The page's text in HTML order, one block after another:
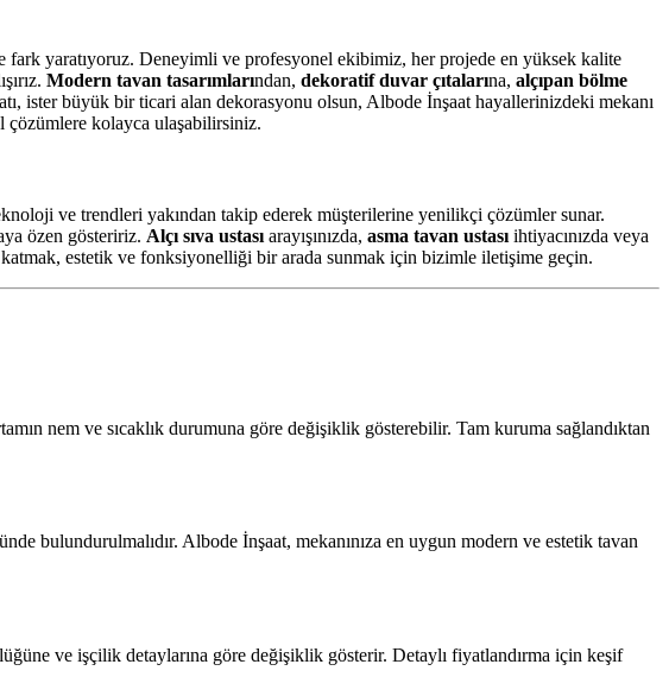
fark yaratıyoruz. Deneyimli ve profesyonel ekibimiz, her projede en yüksek kalite
Modern tavan tasarımlarından, dekoratif duvar çıtalarına, alçıpan bölme
ister büyük bir ticari alan dekorasyonu olsun, Albode İnşaat hayallerinizdeki mekanı
çözümlere kolayca ulaşabilirsiniz.
ve trendleri yakından takip ederek müşterilerine yenilikçi çözümler sunar.
özen gösteririz. Alçı sıva ustası arayışınızda, asma tavan ustası ihtiyacınızda veya
estetik ve fonksiyonelliği bir arada sunmak için bizimle iletişime geçin.
nem ve sıcaklık durumuna göre değişiklik gösterebilir. Tam kuruma sağlandıktan
bulundurulmalıdır. Albode İnşaat, mekanınıza en uygun modern ve estetik tavan
ve işçilik detaylarına göre değişiklik gösterir. Detaylı fiyatlandırma için keşif